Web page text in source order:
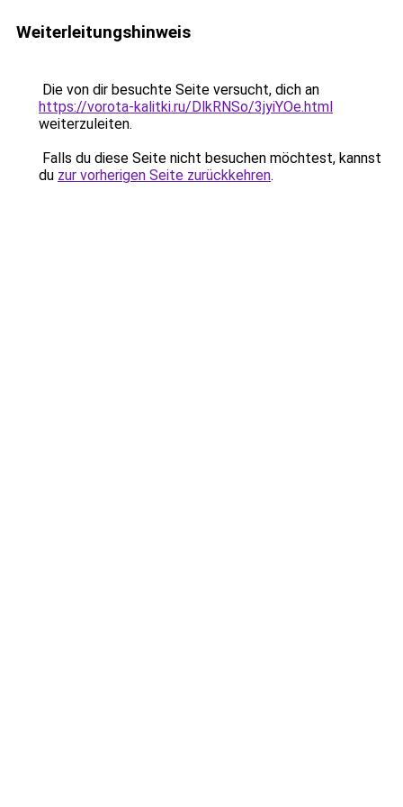
Weiterleitungshinweis
Die von dir besuchte Seite versucht, dich an
https://vorota-kalitki.ru/DlkRNSo/3jyiYOe.html
weiterzuleiten.
Falls du diese Seite nicht besuchen möchtest, kannst
du zur vorherigen Seite zurückkehren.